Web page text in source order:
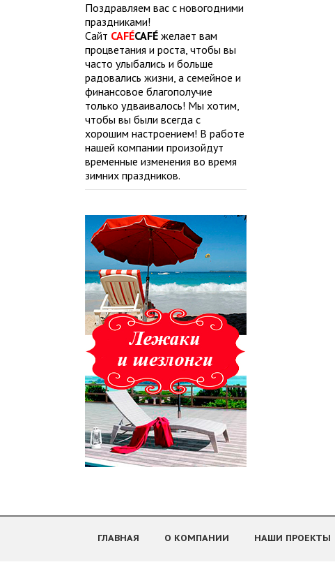
Поздравляем вас с новогодними
праздниками!
Сайт CAFÉCAFÉ желает вам
процветания и роста, чтобы вы
часто улыбались и больше
радовались жизни, а семейное и
финансовое благополучие
только удваивалось! Мы хотим,
чтобы вы были всегда с
хорошим настроением! В работе
нашей компании произойдут
временные изменения во время
зимних праздников.
ГЛАВНАЯ О КОМПАНИИ НАШИ ПРОЕКТЫ